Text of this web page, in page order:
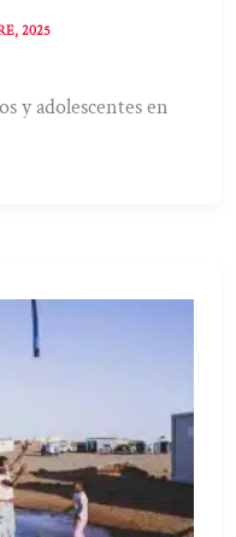
2025
y adolescentes en